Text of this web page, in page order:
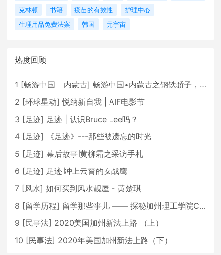
克林顿
书籍 疫苗的有效性
护理中心
生理用品免费法案
韩国 元宇宙
热度回顾
1 [畅游中国 - 内蒙古] 畅游中国•内蒙古之钢铁骄子，魅力包头
2 [环球星动] 悦纳新自我 | AIF电影节
3 [足迹] 足迹 | 认识Bruce Lee吗？
4 [足迹]
《足迹》---那些被遗忘的时光
5 [足迹] 幕后故事∣黄柳霜之采访手札
6 [足迹] 足迹∣冲上云霄的女战鹰
7 [风水] 如何买到风水靓屋 - 黄楚琪
8 [留学历程] 留学那些事儿 —— 探秘加州理工学院Caltech博士生活 [上集]
9 [民事法] 2020美国加州新法上路 （上）
10 [民事法] 2020年美国加州新法上路（下）